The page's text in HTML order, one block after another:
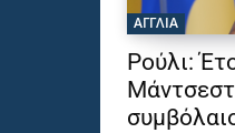
ΑΓΓΛΙΑ
Ρούλι: